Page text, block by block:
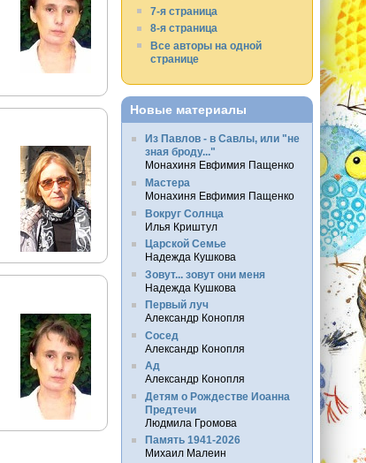
7-я страница
8-я страница
Все авторы на одной
странице
Новые материалы
Из Павлов - в Савлы, или "не
зная броду..."
Монахиня Евфимия Пащенко
Мастера
Монахиня Евфимия Пащенко
Вокруг Солнца
Илья Криштул
Царской Семье
Надежда Кушкова
Зовут... зовут они меня
Надежда Кушкова
Первый луч
Александр Конопля
Сосед
Александр Конопля
Ад
Александр Конопля
Детям о Рождестве Иоанна
Предтечи
Людмила Громова
Память 1941-2026
Михаил Малеин